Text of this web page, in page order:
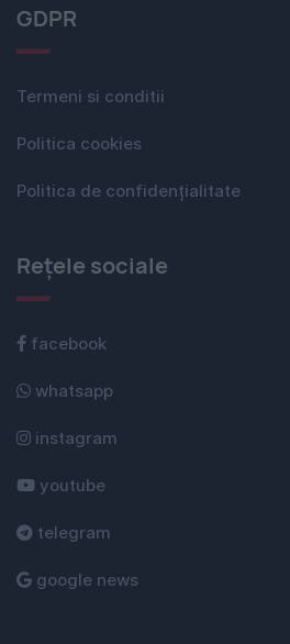
GDPR
Termeni si conditii
Politica cookies
Politica de confidențialitate
Rețele sociale
facebook
whatsapp
instagram
youtube
telegram
google news